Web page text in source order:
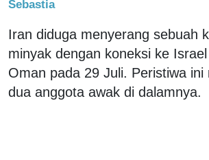
Sebastia
Iran diduga menyerang sebuah
minyak dengan koneksi ke
Oman pada 29 Juli. Peristiwa ini
dua anggota awak di dalamnya.